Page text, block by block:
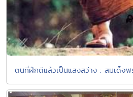
ตนที่ฝึกดีแล้วเป็นแสงสว่าง : สมเด็จ